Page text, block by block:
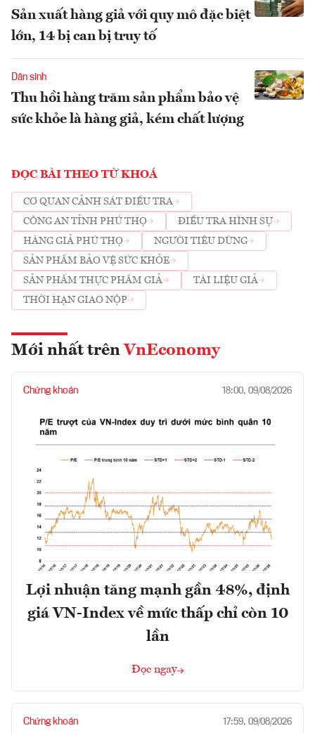
Sản xuất hàng giả với quy mô đặc biệt
lớn, 14 bị can bị truy tố
Dân sinh
Thu hồi hàng trăm sản phẩm bảo vệ
sức khỏe là hàng giả, kém chất lượng
ĐỌC BÀI THEO TỪ KHOÁ
CƠ QUAN CẢNH SÁT ĐIỀU TRA
CÔNG AN TỈNH PHÚ THỌ
ĐIỀU TRA HÌNH SỰ
HÀNG GIẢ PHÚ THỌ
NGƯỜI TIÊU DÙNG
SẢN PHẨM BẢO VỆ SỨC KHỎE
SẢN PHẨM THỰC PHẨM GIẢ
TÀI LIỆU GIẢ
THỜI HẠN GIAO NỘP
Mới nhất trên VnEconomy
Chứng khoán 18:00, 09/08/2026
Lợi nhuận tăng mạnh gần 48%, định
giá VN-Index về mức thấp chỉ còn 10
lần
Đọc ngay
Chứng khoán 17:59, 09/08/2026